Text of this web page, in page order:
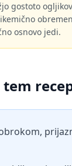
gostoto
osnovo jedi.